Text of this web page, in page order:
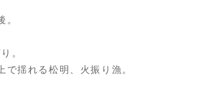
。
揺れる松明、火振り漁。